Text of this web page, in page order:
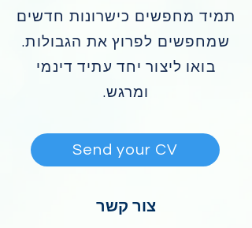
תמיד מחפשים כישרונות חדשים
שמחפשים לפרוץ את הגבולות.
בואו ליצור יחד עתיד דינמי
ומרגש.
Send your CV
צור קשר